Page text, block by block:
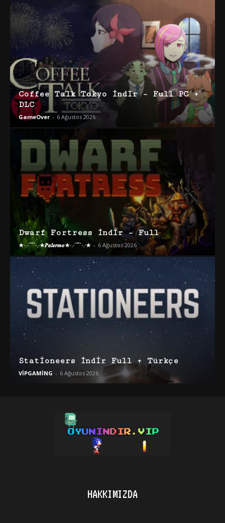
Coffee Talk Tokyo İndir – Full PC +
DLC
GameOver - 6 Ağustos 2026
Dwarf Fortress İndir – Full
★·.·´¯`·.·★𝑷𝒂𝒍𝒆𝒓𝒎𝒐★·.·´¯`·.·★ - 6 Ağustos 2026
Stationeers İndir Full + Türkçe
VİPGAMİNG - 6 Ağustos 2026
HAKKIMIZDA